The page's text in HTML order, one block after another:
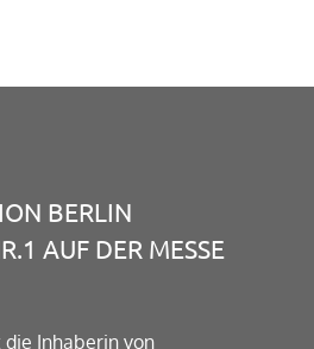
BERLIN
AUF DER MESSE
die Inhaberin von